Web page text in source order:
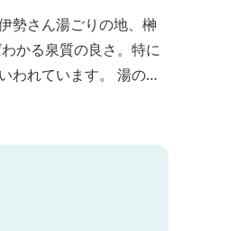
勢さん湯ごりの地、榊
かる泉質の良さ。特に
われています。 湯の瀬
な宿。それが旅館 清
を心掛けております。